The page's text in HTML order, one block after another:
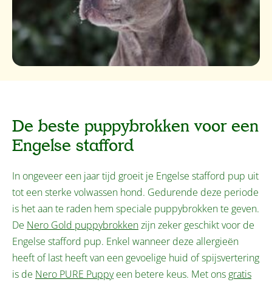
De beste puppybrokken voor een
Engelse stafford
In ongeveer een jaar tijd groeit je Engelse stafford pup uit
tot een sterke volwassen hond. Gedurende deze periode
is het aan te raden hem speciale puppybrokken te geven.
De Nero Gold puppybrokkenzijn zeker geschikt voor de
Engelse stafford pup. Enkel wanneer deze allergieën
heeft of last heeft van een gevoelige huid of spijsvertering
is de Nero PURE Puppyeen betere keus. Met ons gratis